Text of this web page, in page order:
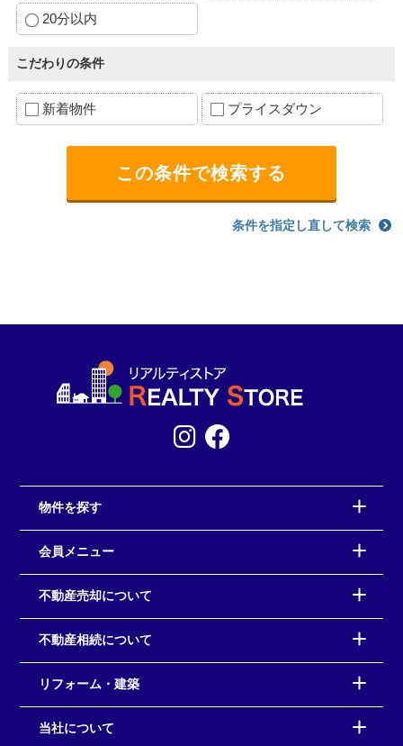
20分以内
こだわりの条件
新着物件 プライスダウン
条件を指定し直して検索
物件を探す
会員メニュー
不動産売却について
不動産相続について
リフォーム・建築
当社について